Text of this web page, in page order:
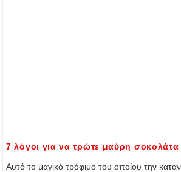
7 λόγοι για να τρώτε μαύρη σοκολάτα
Αυτό το μαγικό τρόφιμο του οποίου την